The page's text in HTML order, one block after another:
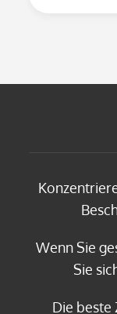
Wenn Sie
Sie
Die beste